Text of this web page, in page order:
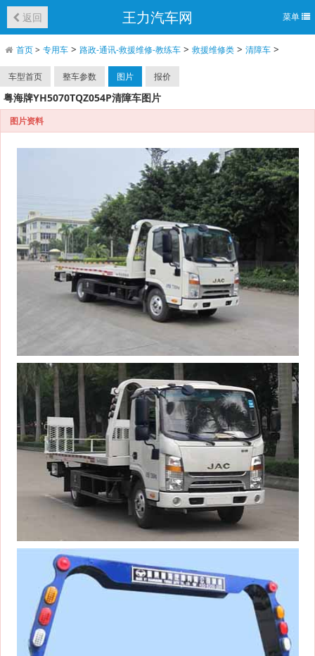
返回 王力汽车网 菜单
首页> 专用车> 路政-通讯-救援维修-教练车> 救援维修类> 清障车>
车型首页 整车参数 图片 报价
粤海牌YH5070TQZ054P清障车图片
图片资料